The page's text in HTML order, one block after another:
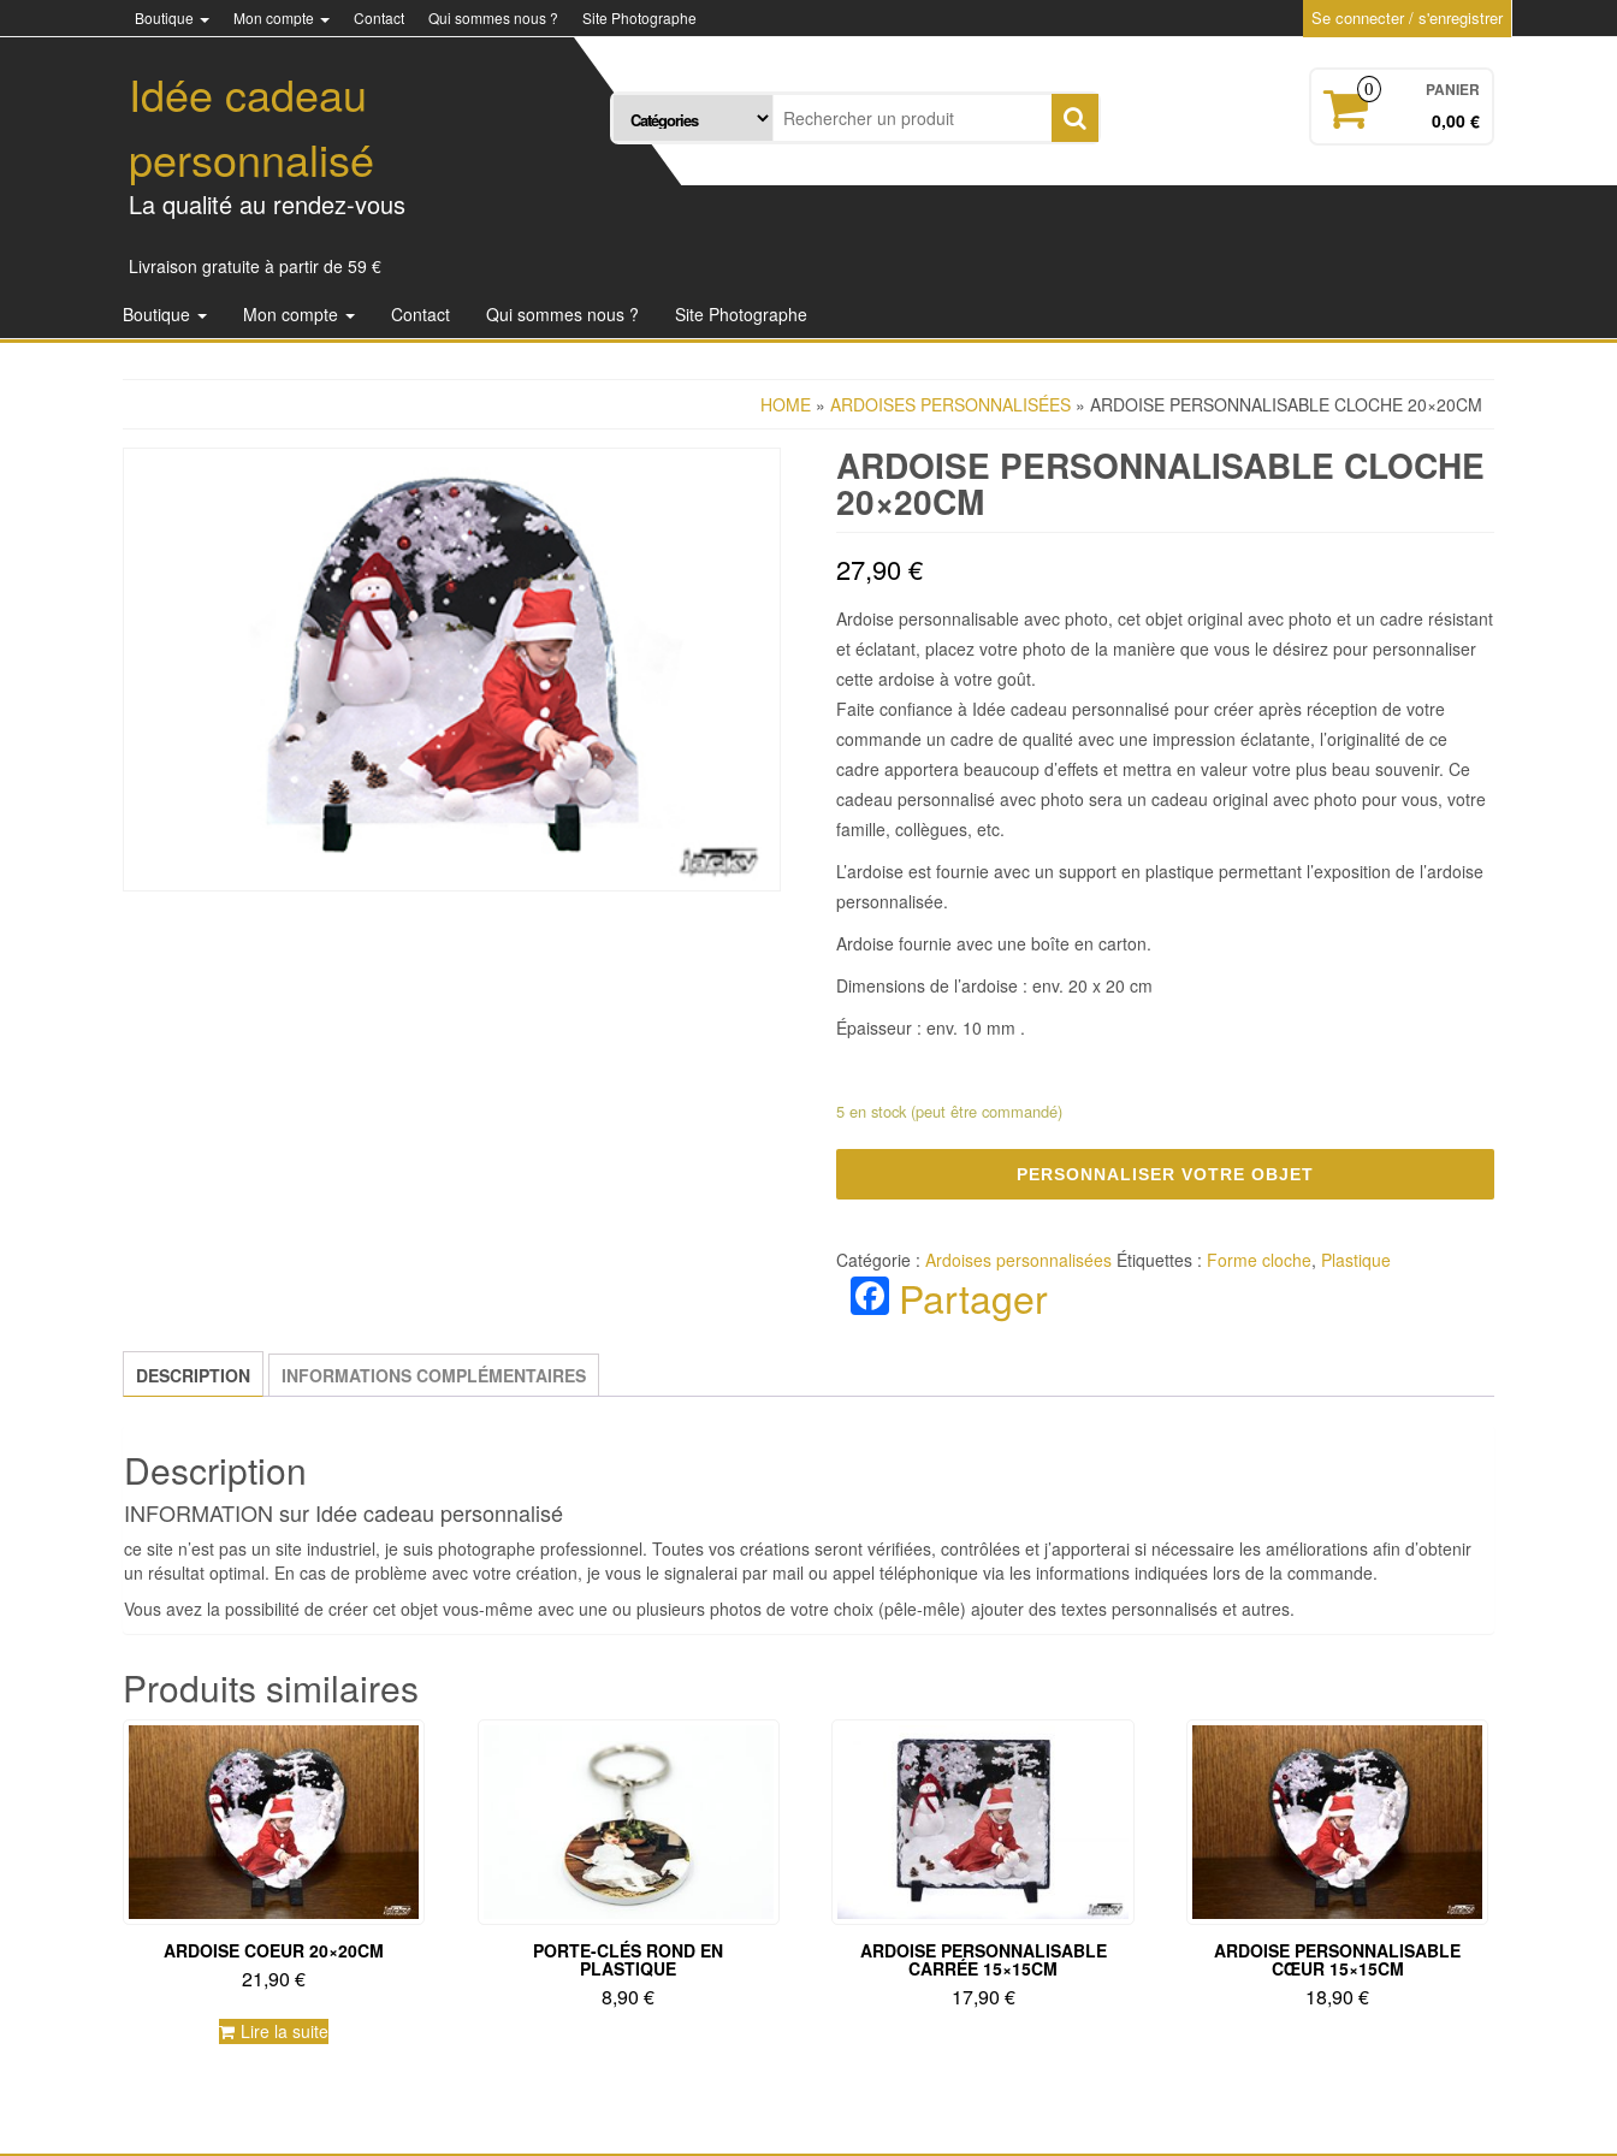
Boutique Mon compte Contact Qui sommes nous ? Site Photographe Se connecter / s'enregistrer
Idée cadeau
personnalisé
La qualité au rendez-vous
Livraison gratuite à partir de 59 €
0 PANIER
0,00 €
Boutique Mon compte Contact Qui sommes nous ? Site Photographe
HOME » ARDOISES PERSONNALISÉES » ARDOISE PERSONNALISABLE CLOCHE 20×20CM
ARDOISE PERSONNALISABLE CLOCHE
20×20CM
27,90€
Ardoise personnalisable avec photo, cet objet original avec photo et un cadre résistant
et éclatant, placez votre photo de la manière que vous le désirez pour personnaliser
cette ardoise à votre goût.
Faite confiance à Idée cadeau personnalisé pour créer après réception de votre
commande un cadre de qualité avec une impression éclatante, l’originalité de ce
cadre apportera beaucoup d’effets et mettra en valeur votre plus beau souvenir. Ce
cadeau personnalisé avec photo sera un cadeau original avec photo pour vous, votre
famille, collègues, etc.
L’ardoise est fournie avec un support en plastique permettant l’exposition de l’ardoise
personnalisée.
Ardoise fournie avec une boîte en carton.
Dimensions de l’ardoise : env. 20 x 20 cm
Épaisseur : env. 10 mm .
5 en stock (peut être commandé)
PERSONNALISER VOTRE OBJET
Catégorie : Ardoises personnalisées Étiquettes : Forme cloche, Plastique
Facebook
Partager
DESCRIPTION INFORMATIONS COMPLÉMENTAIRES
Description
INFORMATION sur Idée cadeau personnalisé
ce site n’est pas un site industriel, je suis photographe professionnel. Toutes vos créations seront vérifiées, contrôlées et j’apporterai si nécessaire les améliorations afin d’obtenir
un résultat optimal. En cas de problème avec votre création, je vous le signalerai par mail ou appel téléphonique via les informations indiquées lors de la commande.
Vous avez la possibilité de créer cet objet vous-même avec une ou plusieurs photos de votre choix (pêle-mêle) ajouter des textes personnalisés et autres.
Produits similaires
ARDOISE COEUR 20×20CM
21,90€
Lire la suite
PORTE-­CLÉS ROND EN
PLASTIQUE
8,90€
ARDOISE PERSONNALISABLE
CARRÉE 15×15CM
17,90 €
ARDOISE PERSONNALISABLE
CŒUR 15×15CM
18,90€